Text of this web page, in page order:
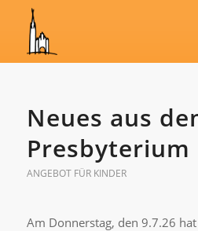
Neues aus
Presbyterium
ANGEBOT FÜR KINDER
Am Donnerstag, den 9.7.26